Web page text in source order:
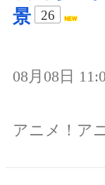
景
26
08月08日
アニメ！ア